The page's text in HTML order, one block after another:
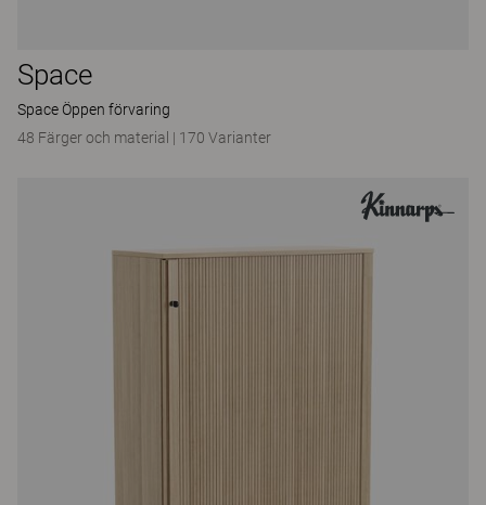
Space
Space Öppen förvaring
48 Färger och material | 170 Varianter